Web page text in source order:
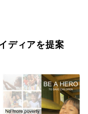
ディアを提案